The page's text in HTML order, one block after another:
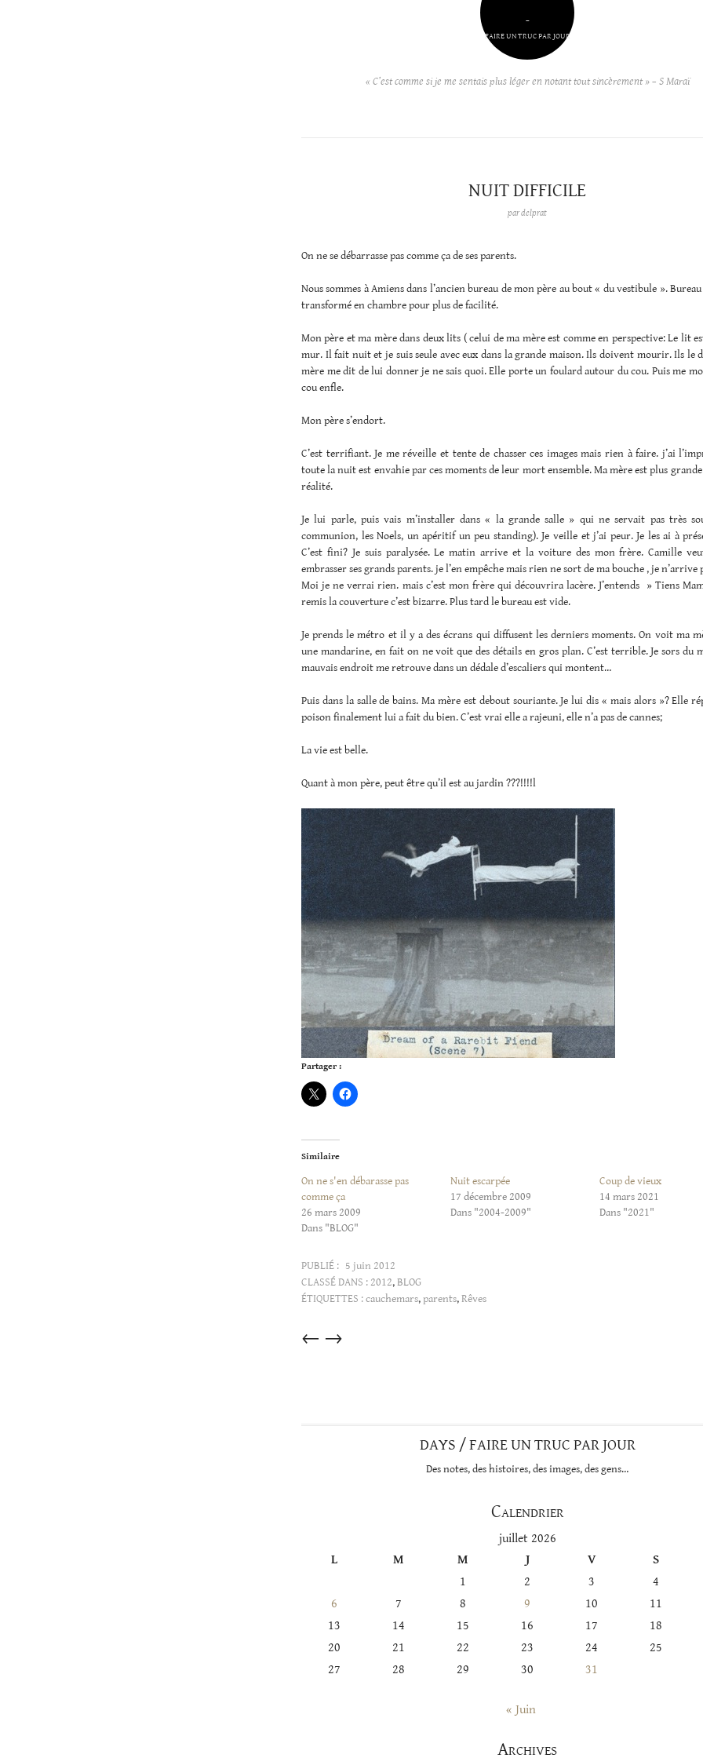
–
FAIRE UN TRUC PAR JOUR
« C’est comme si je me sentais plus léger en notant tout sincèrement » – S Maraï
NUIT DIFFICILE
pardelprat
On ne se débarrasse pas comme ça de ses parents.
Nous sommes à Amiens dans l’ancien bureau de mon père au bout « du vestibule ».
transformé en chambre pour plus de facilité.
Mon père et ma mère dans deux lits ( celui de ma mère est comme en perspective: Le lit
mur. Il fait nuit et je suis seule avec eux dans la grande maison. Ils doivent mourir. Ils le
mère me dit de lui donner je ne sais quoi. Elle porte un foulard autour du cou. Puis me
cou enfle.
Mon père s’endort.
C’est terrifiant. Je me réveille et tente de chasser ces images mais rien à faire. j’ai
toute la nuit est envahie par ces moments de leur mort ensemble. Ma mère est plus grande
réalité.
Je lui parle, puis vais m’installer dans « la grande salle » qui ne servait pas très
communion, les Noels, un apéritif un peu standing). Je veille et j’ai peur. Je les ai à
C’est fini? Je suis paralysée. Le matin arrive et la voiture des mon frère. Camille
embrasser ses grands parents. je l’en empêche mais rien ne sort de ma bouche , je n’arrive
Moi je ne verrai rien. mais c’est mon frère qui découvrira lacère. J’entends » Tiens
remis la couverture c’est bizarre. Plus tard le bureau est vide.
Je prends le métro et il y a des écrans qui diffusent les derniers moments. On voit ma
une mandarine, en fait on ne voit que des détails en gros plan. C’est terrible. Je sors du
mauvais endroit me retrouve dans un dédale d’escaliers qui montent…
Puis dans la salle de bains. Ma mère est debout souriante. Je lui dis « mais alors »? Elle
poison finalement lui a fait du bien. C’est vrai elle a rajeuni, elle n’a pas de cannes;
La vie est belle.
Quant à mon père, peut être qu’il est au jardin ???!!!!l
Partager :
Similaire
On ne s'en débarasse pas
comme ça
26 mars 2009
Dans "BLOG"
Nuit escarpée
17 décembre 2009
Dans "2004-2009"
Coup de vieux
14 mars 2021
Dans "2021"
PUBLIÉ : 5 juin 2012
CLASSÉ DANS : 2012,BLOG
ÉTIQUETTES :cauchemars,parents,Rêves
Articles
→
←
DAYS / FAIRE UN TRUC PAR JOUR
Des notes, des histoires, des images, des gens…
Calendrier
juillet 2026
L
M M J V S
1
2 3 4
6
7 8 9 10 11
13
14 15 16 17 18
20
21 22 23 24 25
27
28 29 30 31
« Juin
Archives